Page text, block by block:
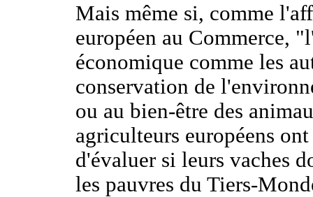
Mais même si, comme
européen au Commerce,
économique comme les
conservation de
ou au bien-être des
agriculteurs européens
d'évaluer si leurs vaches
les pauvres du Tiers-